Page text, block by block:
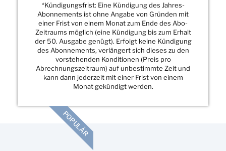
*Kündigungsfrist: Eine Kündigung des Jahres-
Abonnements ist ohne Angabe von Gründen mit
einer Frist von einem Monat zum Ende des Abo-
Zeitraums möglich (eine Kündigung bis zum Erhalt
der 50. Ausgabe genügt). Erfolgt keine Kündigung
des Abonnements, verlängert sich dieses zu den
vorstehenden Konditionen (Preis pro
Abrechnungszeitraum) auf unbestimmte Zeit und
kann dann jederzeit mit einer Frist von einem
Monat gekündigt werden.
POPULÄR